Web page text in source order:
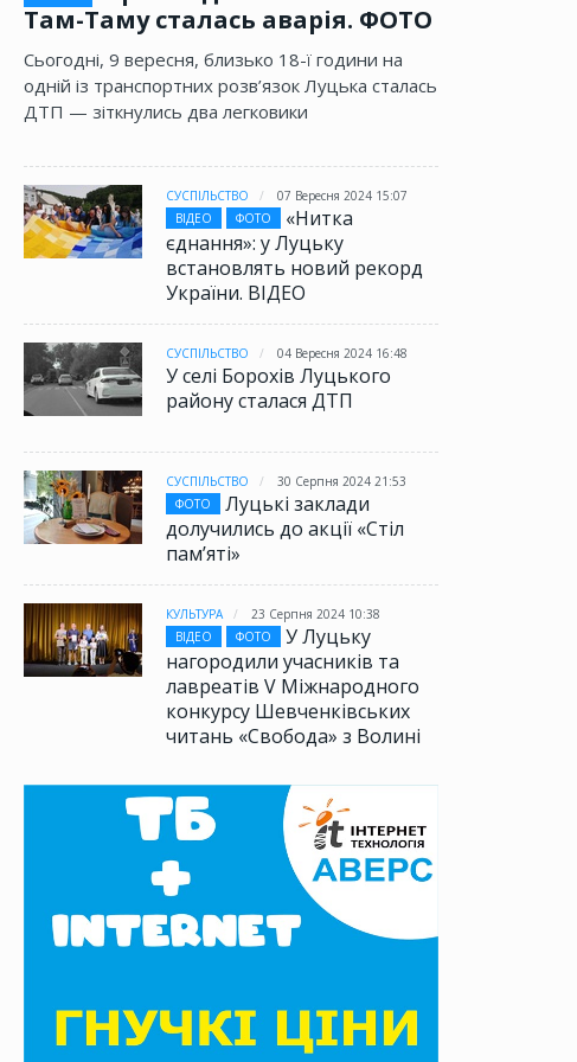
Там-Таму сталась аварія. ФОТО
Сьогодні, 9 вересня, близько 18-ї години на
одній із транспортних розв’язок Луцька сталась
ДТП — зіткнулись два легковики
СУСПІЛЬСТВО
07 Вересня 2024 15:07
ВІДЕО
ФОТО
«Нитка
єднання»: у Луцьку
встановлять новий рекорд
України. ВІДЕО
СУСПІЛЬСТВО 04 Вересня 2024 16:48
У селі Борохів Луцького
району сталася ДТП
СУСПІЛЬСТВО
30 Серпня 2024 21:53
ФОТО
Луцькі заклади
долучились до акції «Стіл
памʼяті»
КУЛЬТУРА
23 Серпня 2024 10:38
ВІДЕО
ФОТО
У Луцьку
нагородили учасників та
лавреатів V Міжнародного
конкурсу Шевченківських
читань «Свобода» з Волині